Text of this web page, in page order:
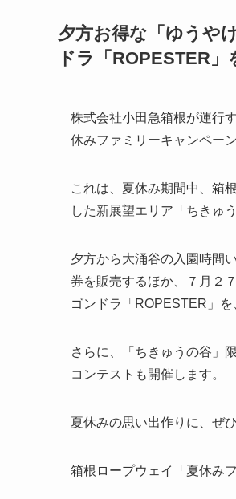
夕方お得な「ゆうや
ドラ「ROPESTER」
株式会社小田急箱根が運行
休みファミリーキャンペー
これは、夏休み期間中、箱
した新展望エリア「ちきゅ
夕方から大涌谷の入園時間
券を販売するほか、７月２
ゴンドラ「ROPESTER」
さらに、「ちきゅうの谷」
コンテストも開催します。
夏休みの思い出作りに、ぜ
箱根ロープウェイ「夏休み